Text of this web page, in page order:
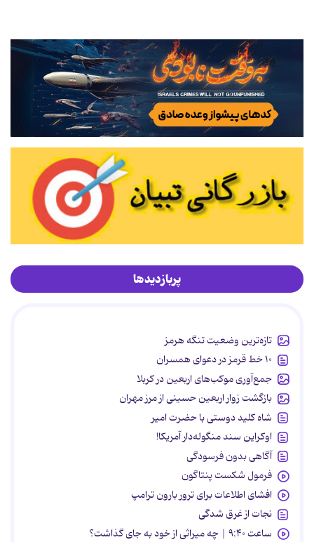
پربازدیدها
تازه‌ترین وضعیت تنگه هرمز
۱۰ خط قرمز در دعوای همسران
جمع‌آوری موکب‌های اربعین در کربلا
بازگشت زوار اربعین حسینی از مرز مهران
شاه کلید دوستی با حضرت امیر
اوکراین سند منگوله‌دار آمریکا!
آگاهی بدون فرسودگی
فرمول شکست پنتاگون
افشای اطلاعات برای ترور بارون ترامپ
نجات از غرق شدگی
ساعت ۹:۴۰ | چه میراثی از خود به جای گذاشت؟